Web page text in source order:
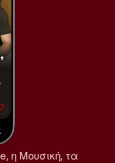
η Μουσική, τα